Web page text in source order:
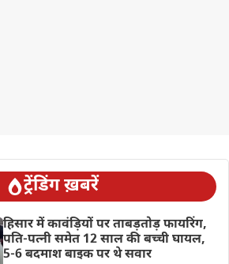
ट्रेंडिंग ख़बरें
हिसार में कावंड़ियों पर ताबड़तोड़ फायरिंग,
पति-पत्नी समेत 12 साल की बच्ची घायल,
5-6 बदमाश बाइक पर थे सवार